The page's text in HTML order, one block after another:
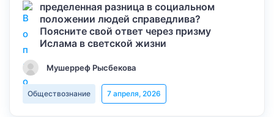
пределенная разница в социальном
положении людей справедлива?
Поясните свой ответ через призму
Ислама в светской жизни
Мушерреф Рысбекова
Обществознание 7 апреля, 2026